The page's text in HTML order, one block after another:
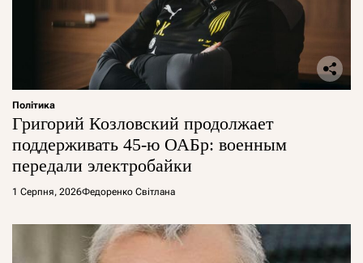
Політика
Григорий Козловский продолжает
поддерживать 45-ю ОАБр: военным
передали электробайки
1 Серпня, 2026Федоренко Світлана